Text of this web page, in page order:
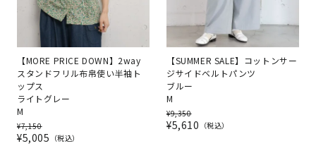
【MORE PRICE DOWN】2way
スタンドフリル布帛使い半袖ト
ップス
ライトグレー
M
¥7,150
¥5,005 税込
【SUMMER SALE】コットンサー
ジサイドベルトパンツ
ブルー
M
¥9,350
¥5,610 税込